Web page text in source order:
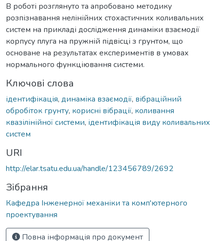
В роботі розглянуто та апробовано методику
розпізнавання нелінійних стохастичних коливальних
систем на прикладі дослідження динаміки взаємодії
корпусу плуга на пружній підвісці з грунтом, що
основане на результатах експериментів в умовах
нормального функціювання системи.
Ключові слова
ідентифікація, динаміка взаємодії, вібраційний
обробіток грунту, корисні вібрації, коливання
квазілінійної системи, ідентифікація виду коливальних
систем
URI
http://elar.tsatu.edu.ua/handle/123456789/2692
Зібрання
Кафедра Інженерної механіки та комп'ютерного
проектування
Повна інформація про документ